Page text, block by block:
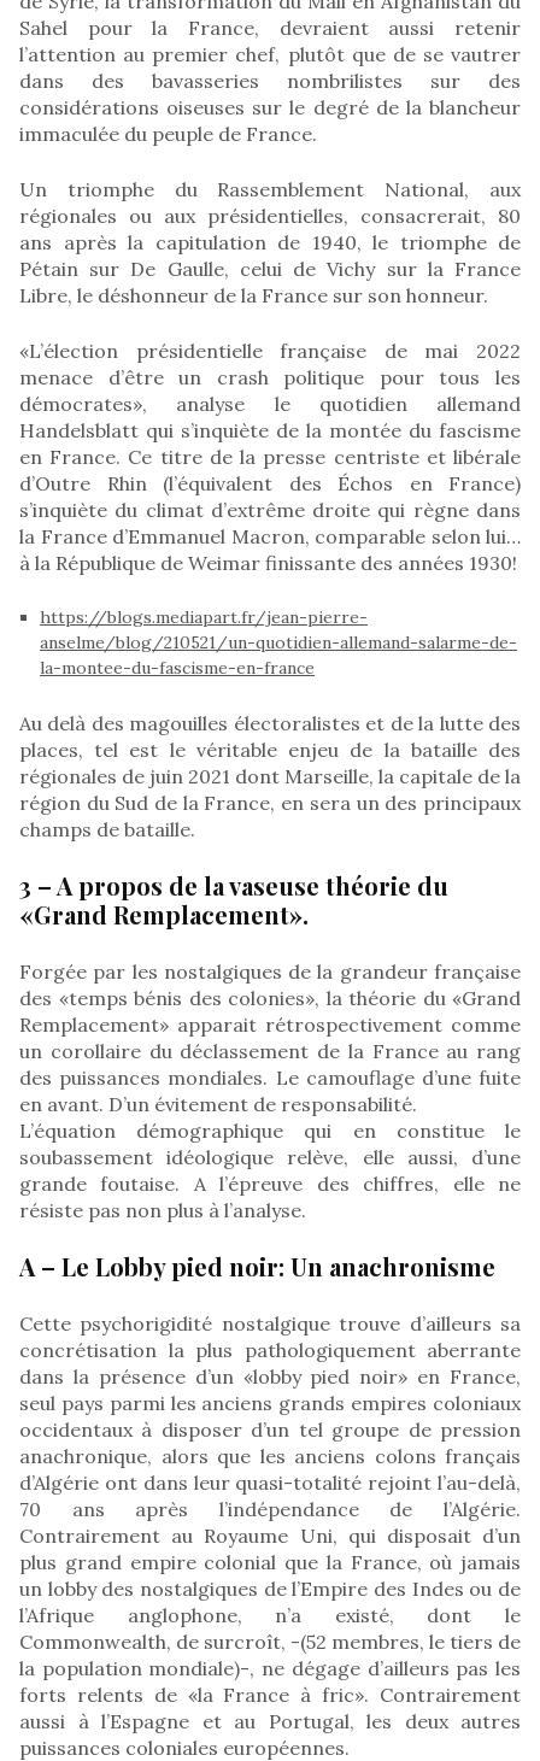
Sahel pour la France, devraient aussi retenir
l’attention au premier chef, plutôt que de se vautrer
dans des bavasseries nombrilistes sur des
considérations oiseuses sur le degré de la blancheur
immaculée du peuple de France.
Un triomphe du Rassemblement National, aux
régionales ou aux présidentielles, consacrerait, 80
ans après la capitulation de 1940, le triomphe de
Pétain sur De Gaulle, celui de Vichy sur la France
Libre, le déshonneur de la France sur son honneur.
«L’élection présidentielle française de mai 2022
menace d’être un crash politique pour tous les
démocrates», analyse le quotidien allemand
Handelsblatt qui s’inquiète de la montée du fascisme
en France. Ce titre de la presse centriste et libérale
d’Outre Rhin (l’équivalent des Échos en France)
s’inquiète du climat d’extrême droite qui règne dans
la France d’Emmanuel Macron, comparable selon lui…
à la République de Weimar finissante des années 1930!
https://blogs.mediapart.fr/jean-pierre-
anselme/blog/210521/un-quotidien-allemand-salarme-de-
la-montee-du-fascisme-en-france
Au delà des magouilles électoralistes et de la lutte des
places, tel est le véritable enjeu de la bataille des
régionales de juin 2021 dont Marseille, la capitale de la
région du Sud de la France, en sera un des principaux
champs de bataille.
3 – A propos de la vaseuse théorie du
«Grand Remplacement».
Forgée par les nostalgiques de la grandeur française
des «temps bénis des colonies», la théorie du «Grand
Remplacement» apparait rétrospectivement comme
un corollaire du déclassement de la France au rang
des puissances mondiales. Le camouflage d’une fuite
en avant. D’un évitement de responsabilité.
L’équation démographique qui en constitue le
soubassement idéologique relève, elle aussi, d’une
grande foutaise. A l’épreuve des chiffres, elle ne
résiste pas non plus à l’analyse.
A – Le Lobby pied noir: Un anachronisme
Cette psychorigidité nostalgique trouve d’ailleurs sa
concrétisation la plus pathologiquement aberrante
dans la présence d’un «lobby pied noir» en France,
seul pays parmi les anciens grands empires coloniaux
occidentaux à disposer d’un tel groupe de pression
anachronique, alors que les anciens colons français
d’Algérie ont dans leur quasi-totalité rejoint l’au-delà,
70 ans après l’indépendance de l’Algérie.
Contrairement au Royaume Uni, qui disposait d’un
plus grand empire colonial que la France, où jamais
un lobby des nostalgiques de l’Empire des Indes ou de
l’Afrique anglophone, n’a existé, dont le
Commonwealth, de surcroît, -(52 membres, le tiers de
la population mondiale)-, ne dégage d’ailleurs pas les
forts relents de «la France à fric». Contrairement
aussi à l’Espagne et au Portugal, les deux autres
puissances coloniales européennes.